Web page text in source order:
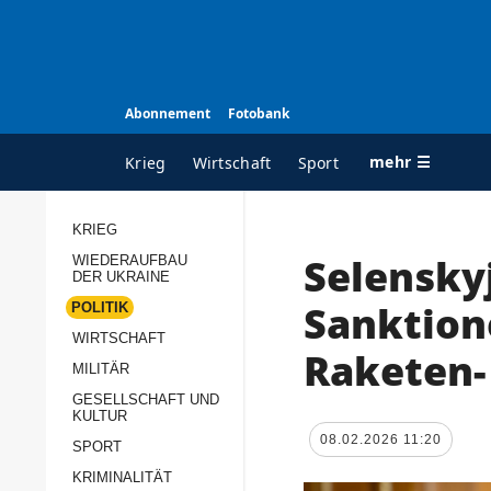
Abonnement Fotobank
Krieg Wirtschaft Sport mehr ☰
ALLE RUBRIKEN
Wiederaufbau der
Politik
Militär
KRIEG
WIEDERAUFBAU
DER UKRAINE
POLITIK
WIRTSCHAFT
MILITÄR
GESELLSCHAFT UND
KULTUR
SPORT
KRIMINALITÄT
08.02.2026 11:20